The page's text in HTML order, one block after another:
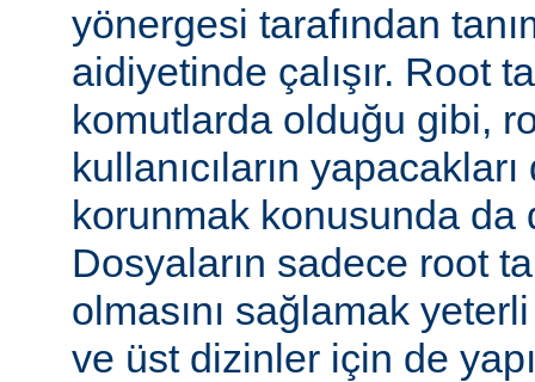
yönergesi tarafından
aidiyetinde çalışır. Root
komutlarda olduğu gibi,
kullanıcıların
korunmak konusunda da
Dosyaların sadece root
olmasını sağlamak
ve üst dizinler için de